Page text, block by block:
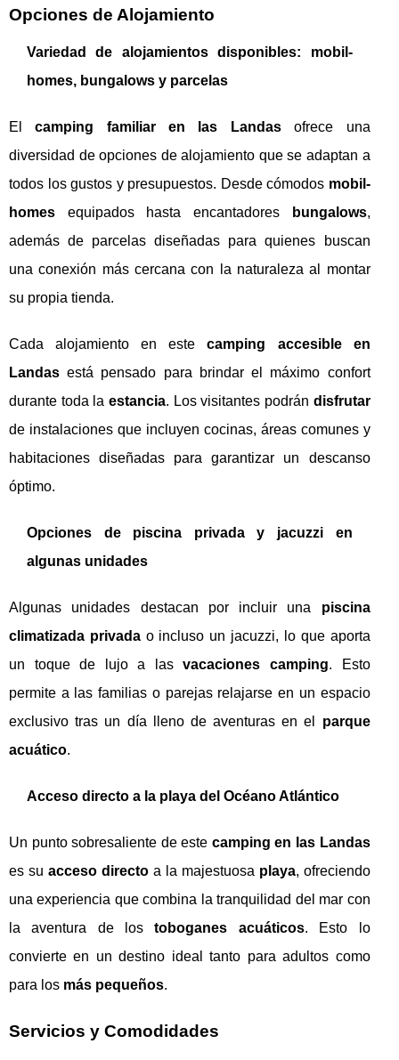
Opciones de Alojamiento
Variedad de alojamientos disponibles: mobil-
homes, bungalows y parcelas
Elcamping familiar en las Landasofrece una
diversidad de opciones de alojamiento que se adaptan a
todos los gustos y presupuestos. Desde cómodos mobil-
homes equipados hasta encantadores bungalows,
además de parcelas diseñadas para quienes buscan
una conexión más cercana con la naturaleza al montar
su propia tienda.
Cada alojamiento en estecamping accesible en
Landas está pensado para brindar el máximo confort
durante toda la estancia. Los visitantes podrán disfrutar
de instalaciones que incluyen cocinas, áreas comunes y
habitaciones diseñadas para garantizar un descanso
óptimo.
Opciones de piscina privada y jacuzzi en
algunas unidades
Algunas unidades destacan por incluir una piscina
climatizada privadao incluso un jacuzzi, lo que aporta
un toque de lujo a lasvacaciones camping. Esto
permite a las familias o parejas relajarse en un espacio
exclusivo tras un día lleno de aventuras en el parque
acuático.
Acceso directo a la playa del Océano Atlántico
Un punto sobresaliente de este camping en las Landas
es su acceso directoa la majestuosa playa, ofreciendo
una experiencia que combina la tranquilidad del mar con
la aventura de lostoboganes acuáticos. Esto lo
convierte en un destino ideal tanto para adultos como
para los más pequeños.
Servicios y Comodidades